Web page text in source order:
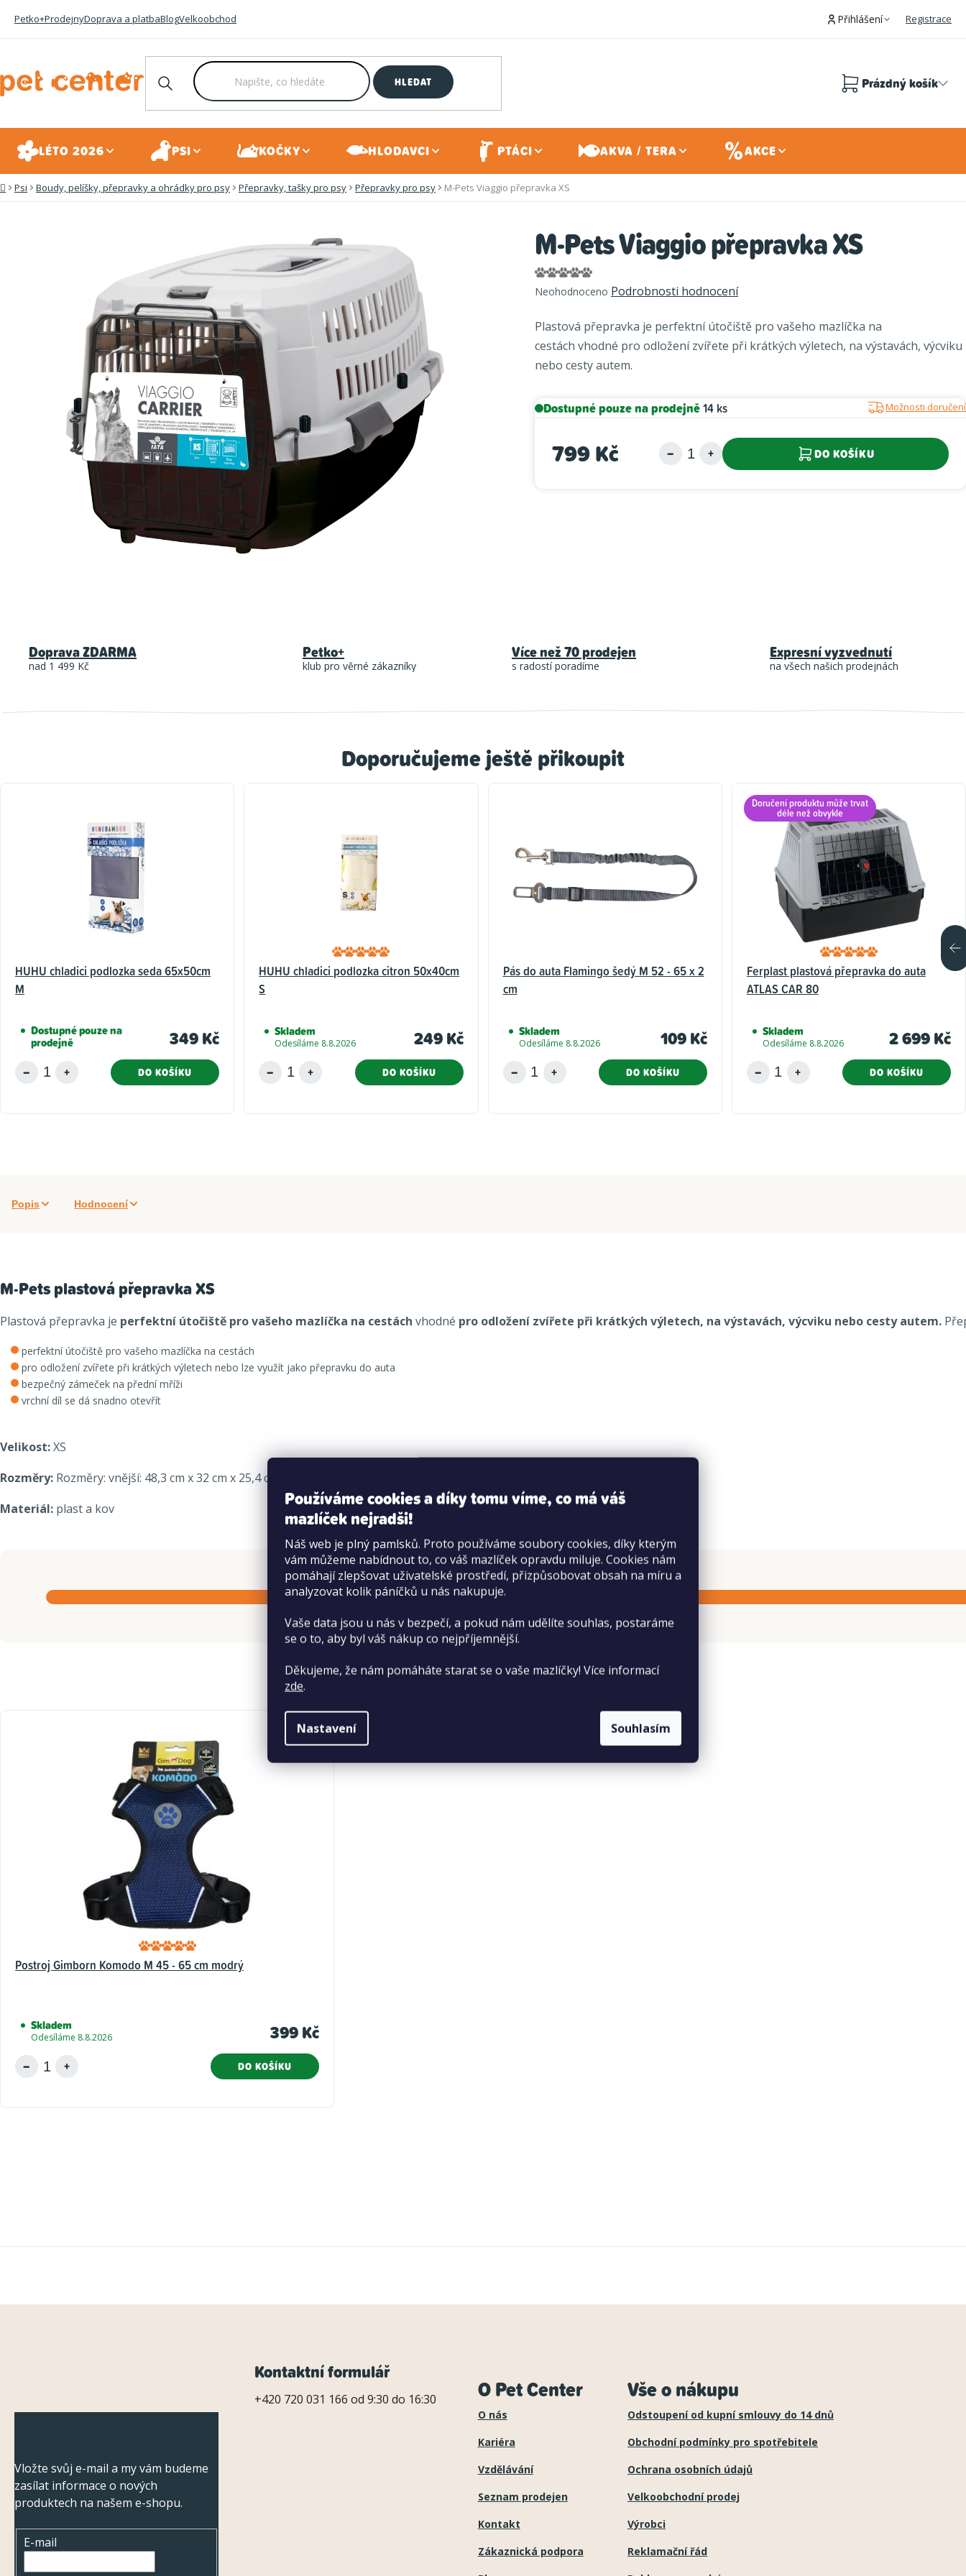
Používáme cookies a díky tomu víme, co má váš
mazlíček nejradši!
Náš web je plný pamlsků. Proto používáme soubory cookies, díky kterým
vám můžeme nabídnout to, co váš mazlíček opravdu miluje. Cookies nám
pomáhají zlepšovat uživatelské prostředí, přizpůsobovat obsah na míru a
analyzovat kolik páníčků u nás nakupuje.
Vaše data jsou u nás v bezpečí, a pokud nám udělíte souhlas, postaráme
se o to, aby byl váš nákup co nejpříjemnější.
Děkujeme, že nám pomáháte starat se o vaše mazlíčky! Více informací
zde.
Nastavení Souhlasím
Petko+ProdejnyDoprava a platbaBlogVelkoobchod Přihlášení Registrace
HLEDAT Prázdný košík
LÉTO 2026 PSI KOČKY HLODAVCI PTÁCI AKVA / TERA AKCE
Domů
Psi Boudy, pelíšky, přepravky a ohrádky pro psy Přepravky, tašky pro psy Přepravky pro psy M-Pets Viaggio přepravka XS
M-Pets Viaggio přepravka XS
Průměrné
hodnocení
je
0,0
z
hvězdiček.
Neohodnoceno Podrobnosti hodnocení
Plastová přepravka je perfektní útočiště pro vašeho mazlíčka na
cestách vhodné pro odložení zvířete při krátkých výletech, na výstavách, výcviku
nebo cesty autem.
Dostupné pouze na prodejně14 ks Možnosti doručení
799 Kč DO KOŠÍKU
Doporučujeme ještě přikoupit
HUHU chladici podlozka seda 65x50cm
M
Dostupné pouze na
prodejně 349 Kč
DO KOŠÍKU
HUHU chladici podlozka citron 50x40cm
S
Skladem
Odesíláme 8.8.2026 249 Kč
DO KOŠÍKU
Pás do auta Flamingo šedý M 52 - 65 x 2
cm
Skladem
Odesíláme 8.8.2026 109 Kč
DO KOŠÍKU
Doručení produktu může trvat
déle než obvykle
Ferplast plastová přepravka do auta
ATLAS CAR 80
Skladem
Odesíláme 8.8.2026 2 699 Kč
DO KOŠÍKU
Doprava ZDARMA
nad 1 499 Kč
Petko+
klub pro věrné zákazníky
Více než 70 prodejen
s radostí poradíme
Expresní vyzvednutí
na všech našich prodejnách
Popis Hodnocení
M-Pets plastová přepravka XS
Plastová přepravka je perfektní útočiště pro vašeho mazlíčka na cestách vhodné pro odložení zvířete při krátkých výletech, na výstavách, výcviku nebo cesty autem.
perfektní útočiště pro vašeho mazlíčka na cestách
pro odložení zvířete při krátkých výletech nebo lze využít jako přepravku do auta
bezpečný zámeček na přední mříži
vrchní díl se dá snadno otevřít
Velikost:XS
Rozměry: Rozměry: vnější: 48,3 cm x 32 cm x 25,4 cm, vnitřní: 44,4 cm x 28,5 cm x 23,4 cm.
Materiál: plast a kov
Postroj Gimborn Komodo M 45 - 65 cm modrý
Skladem
Odesíláme 8.8.2026 399 Kč
DO KOŠÍKU
Vložte svůj e-mail a my vám budeme
zasílat informace o nových
produktech na našem e-shopu.
E-mail
Kontaktní formulář
+420 720 031 166 od 9:30 do 16:30 O Pet Center
O nás
Kariéra
Vzdělávání
Seznam prodejen
Kontakt
Zákaznická podpora
Vše o nákupu
Odstoupení od kupní smlouvy do 14 dnů
Obchodní podmínky pro spotřebitele
Ochrana osobních údajů
Velkoobchodní prodej
Výrobci
Reklamační řád